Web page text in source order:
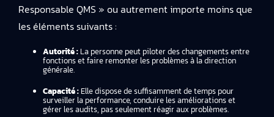
Responsable QMS » ou autrement importe moins que
les éléments suivants :
Autorité : La personne peut piloter des changements entre
fonctions et faire remonter les problèmes à la direction
générale.
Capacité : Elle dispose de suffisamment de temps pour
surveiller la performance, conduire les améliorations et
gérer les audits, pas seulement réagir aux problèmes.